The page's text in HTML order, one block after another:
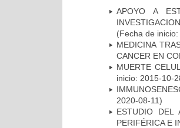
APOYO A
(Fecha de
MEDICINA
CANCER EN
MUERTE
inicio: 2015-10-
2020-08-11)
ESTUDIO DEL
PERIFÉRICA E